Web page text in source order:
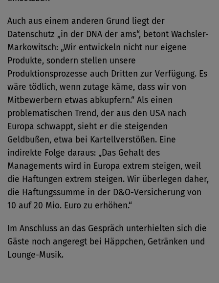
Auch aus einem anderen Grund liegt der
Datenschutz „in der DNA der ams“, betont Wachsler-
Markowitsch: „Wir entwickeln nicht nur eigene
Produkte, sondern stellen unsere
Produktionsprozesse auch Dritten zur Verfügung. Es
wäre tödlich, wenn zutage käme, dass wir von
Mitbewerbern etwas abkupfern.“ Als einen
problematischen Trend, der aus den USA nach
Europa schwappt, sieht er die steigenden
Geldbußen, etwa bei Kartellverstößen. Eine
indirekte Folge daraus: „Das Gehalt des
Managements wird in Europa extrem steigen, weil
die Haftungen extrem steigen. Wir überlegen daher,
die Haftungssumme in der D&O-Versicherung von
10 auf 20 Mio. Euro zu erhöhen.“
Im Anschluss an das Gespräch unterhielten sich die
Gäste noch angeregt bei Häppchen, Getränken und
Lounge-Musik.